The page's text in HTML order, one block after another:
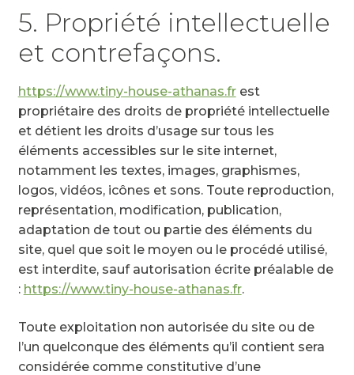
5. Propriété intellectuelle
et contrefaçons.
https://www.tiny-house-athanas.frest
propriétaire des droits de propriété intellectuelle
et détient les droits d’usage sur tous les
éléments accessibles sur le site internet,
notamment les textes, images, graphismes,
logos, vidéos, icônes et sons. Toute reproduction,
représentation, modification, publication,
adaptation de tout ou partie des éléments du
site, quel que soit le moyen ou le procédé utilisé,
est interdite, sauf autorisation écrite préalable de
: https://www.tiny-house-athanas.fr.
Toute exploitation non autorisée du site ou de
l’un quelconque des éléments qu’il contient sera
considérée comme constitutive d’une